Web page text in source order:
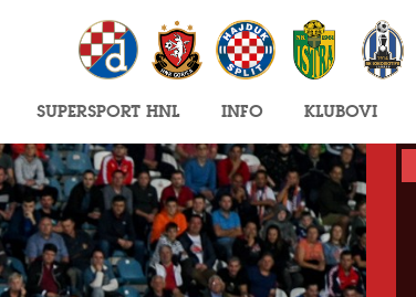
SuperSport HNL Info Klubovi